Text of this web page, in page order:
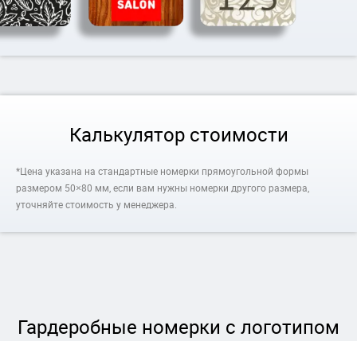
Калькулятор стоимости
*Цена указана на стандартные номерки прямоугольной формы
размером 50×80 мм, если вам нужны номерки другого размера,
уточняйте стоимость у менеджера.
Гардеробные номерки с логотипом